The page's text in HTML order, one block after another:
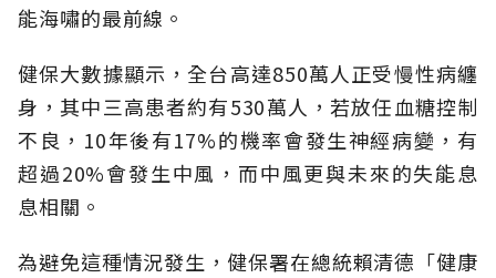
能海嘯的最前線。
健保大數據顯示，全台高達850萬人正受慢性病纏
身，其中三高患者約有530萬人，若放任血糖控制
不良，10年後有17%的機率會發生神經病變，有
超過20%會發生中風，而中風更與未來的失能息
息相關。
為避免這種情況發生，健保署在總統賴清德「健康